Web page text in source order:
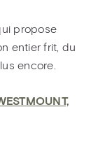
propose
entier frit, du
encore.